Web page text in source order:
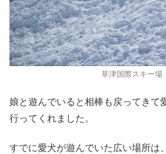
草津国際スキー場
娘と遊んでいると相棒も戻ってきて
行ってくれました。
すでに愛犬が遊んでいた広い場所は